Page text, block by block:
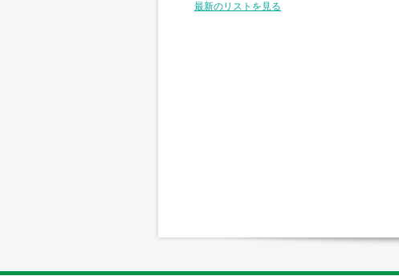
最新のリストを見る